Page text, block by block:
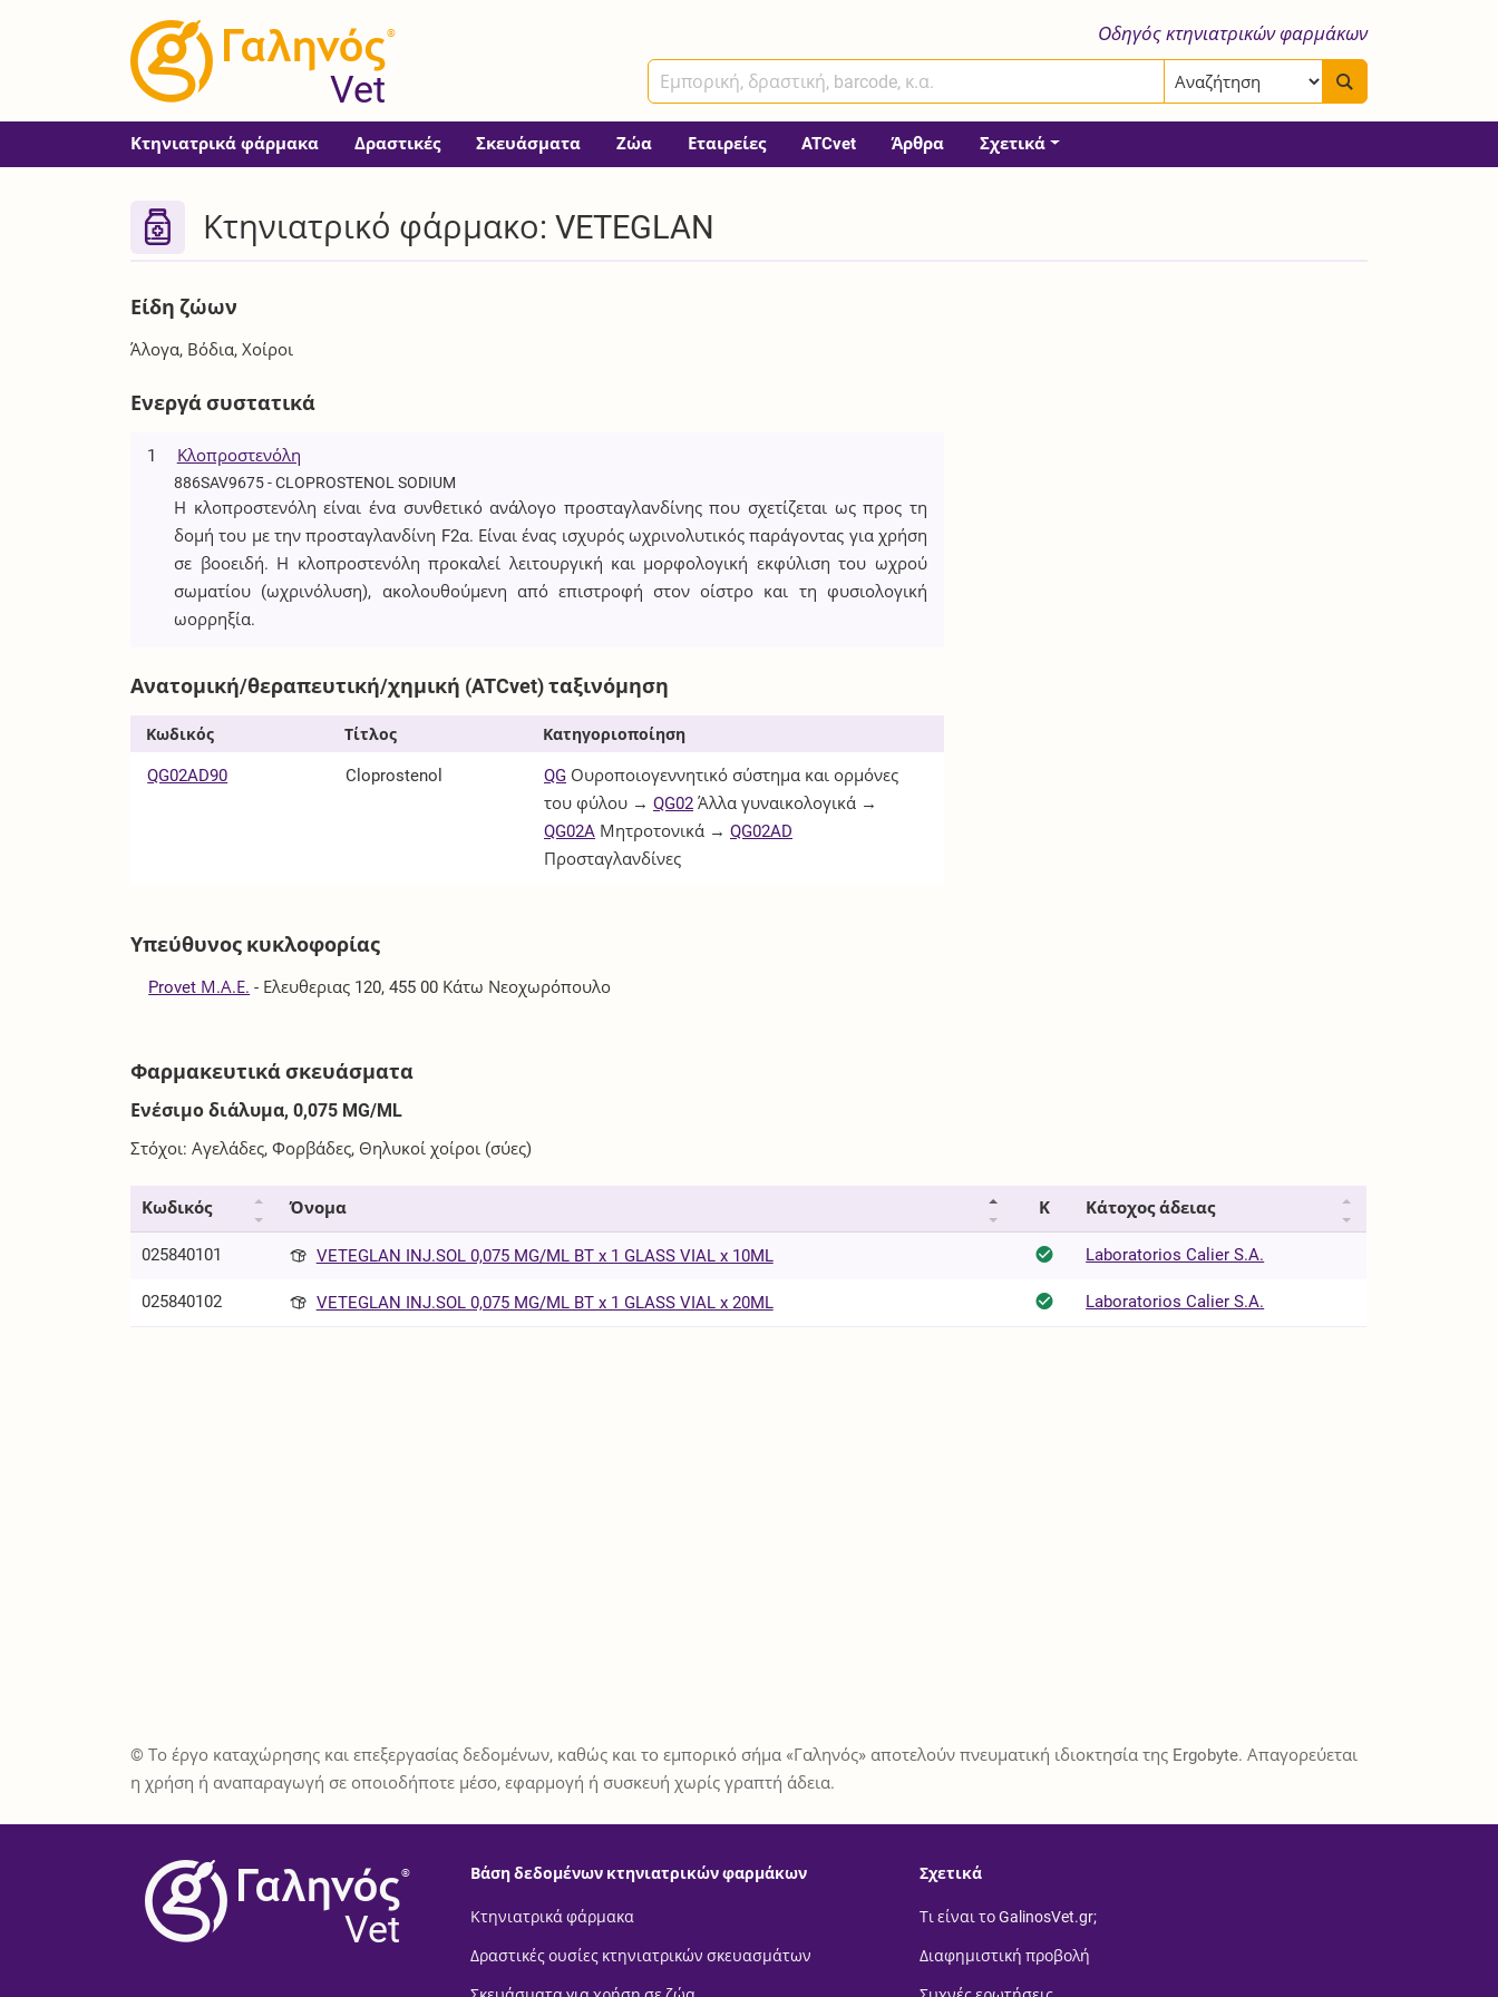
®
Vet
Οδηγός κτηνιατρικών φαρμάκων
Κτηνιατρικά φάρμακα Δραστικές Σκευάσματα Ζώα Εταιρείες ATCvet Άρθρα Σχετικά
Κτηνιατρικό φάρμακο: VETEGLAN
Είδη ζώων
Άλογα, Βόδια, Χοίροι
Ενεργά συστατικά
1 Κλοπροστενόλη
886SAV9675 - CLOPROSTENOL SODIUM
Η κλοπροστενόλη είναι ένα συνθετικό ανάλογο προσταγλανδίνης που σχετίζεται ως προς τη
δομή του με την προσταγλανδίνη F2α. Είναι ένας ισχυρός ωχρινολυτικός παράγοντας για χρήση
σε βοοειδή. Η κλοπροστενόλη προκαλεί λειτουργική και μορφολογική εκφύλιση του ωχρού
σωματίου (ωχρινόλυση), ακολουθούμενη από επιστροφή στον οίστρο και τη φυσιολογική
ωορρηξία.
Ανατομική/θεραπευτική/χημική (ATCvet) ταξινόμηση
Κωδικός Τίτλος Κατηγοριοποίηση
QG02AD90 Cloprostenol QG Ουροποιογεννητικό σύστημα και ορμόνες
του φύλου → QG02 Άλλα γυναικολογικά →
QG02A Μητροτονικά → QG02AD
Προσταγλανδίνες
Υπεύθυνος κυκλοφορίας
Provet Μ.Α.Ε. - Ελευθεριας 120, 455 00 Κάτω Νεοχωρόπουλο
Φαρμακευτικά σκευάσματα
Ενέσιμο διάλυμα, 0,075 MG/ML
Στόχοι: Αγελάδες, Φορβάδες, Θηλυκοί χοίροι (σύες)
Κωδικός Όνομα Κ Κάτοχος άδειας
025840101 VETEGLAN INJ.SOL 0,075 MG/ML BT x 1 GLASS VIAL x 10ML Laboratorios Calier S.A.
025840102 VETEGLAN INJ.SOL 0,075 MG/ML BT x 1 GLASS VIAL x 20ML Laboratorios Calier S.A.
© Το έργο καταχώρησης και επεξεργασίας δεδομένων, καθώς και το εμπορικό σήμα «Γαληνός» αποτελούν πνευματική ιδιοκτησία της Ergobyte. Απαγορεύεται
η χρήση ή αναπαραγωγή σε οποιοδήποτε μέσο, εφαρμογή ή συσκευή χωρίς γραπτή άδεια.
®
Vet
Βάση δεδομένων κτηνιατρικών φαρμάκων
Κτηνιατρικά φάρμακα
Δραστικές ουσίες κτηνιατρικών σκευασμάτων
Σχετικά
Τι είναι το GalinosVet.gr;
Διαφημιστική προβολή